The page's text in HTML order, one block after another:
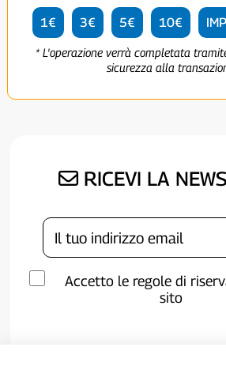
1€ 3€ 5€ 10€
* L'operazione verrà completata
sicurezza alla
RICEVI LA
Accetto le regole di
sito